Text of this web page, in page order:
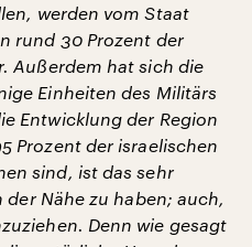
werden vom Staat
rund 30 Prozent der
Außerdem hat sich die
Einheiten des Militärs
Entwicklung der Region
Prozent der israelischen
sind, ist das sehr
Nähe zu haben; auch,
Denn wie gesagt